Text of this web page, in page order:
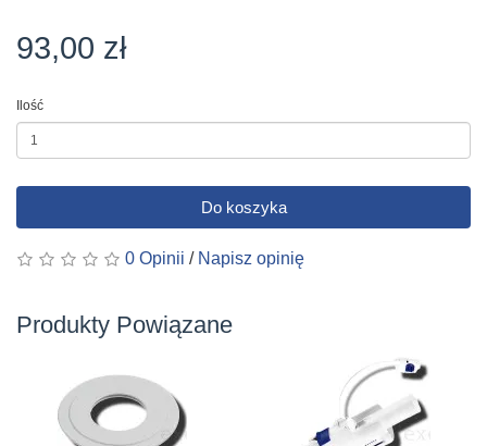
93,00 zł
Ilość
Do koszyka
0 Opinii / Napisz opinię
Produkty Powiązane